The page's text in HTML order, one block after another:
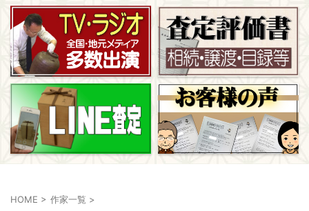
HOME > 作家一覧 >